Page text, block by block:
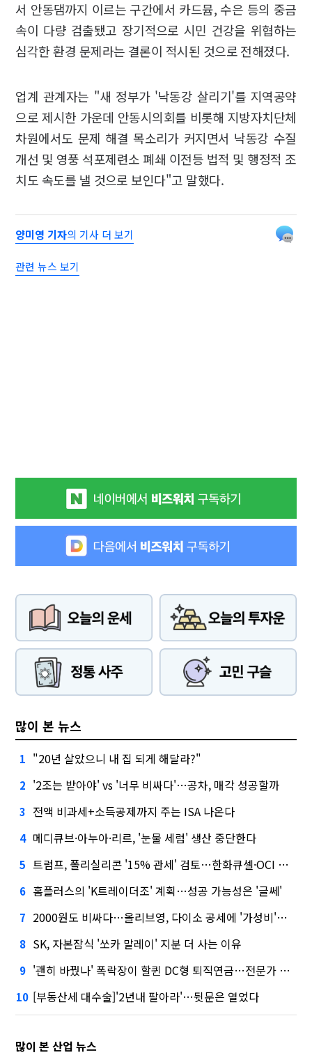
서 안동댐까지 이르는 구간에서 카드뮴, 수은 등의 중금
속이 다량 검출됐고 장기적으로 시민 건강을 위협하는
심각한 환경 문제라는 결론이 적시된 것으로 전해졌다.
업계 관계자는 "새 정부가 '낙동강 살리기'를 지역공약
으로 제시한 가운데 안동시의회를 비롯해 지방자치단체
차원에서도 문제 해결 목소리가 커지면서 낙동강 수질
개선 및 영풍 석포제련소 폐쇄 이전등 법적 및 행정적 조
치도 속도를 낼 것으로 보인다"고 말했다.
양미영 기자의 기사 더 보기
관련 뉴스 보기
많이 본 뉴스
1 "20년 살았으니 내 집 되게 해달라?"
2 '2조는 받아야' vs '너무 비싸다'…공차, 매각 성공할까
3 전액 비과세+소득공제까지 주는 ISA 나온다
4 메디큐브·아누아·리르, '눈물 세럼' 생산 중단한다
5 트럼프, 폴리실리콘 '15% 관세' 검토…한화큐셀·OCI 영향은?
6 홈플러스의 'K트레이더조' 계획…성공 가능성은 '글쎄'
7 2000원도 비싸다…올리브영, 다이소 공세에 '가성비'로 맞불
8 SK, 자본잠식 '쏘카 말레이' 지분 더 사는 이유
9 '괜히 바꿨나' 폭락장이 할퀸 DC형 퇴직연금…전문가 조언은
10 [부동산세 대수술]'2년내 팔아라'…뒷문은 열었다
많이 본 산업 뉴스